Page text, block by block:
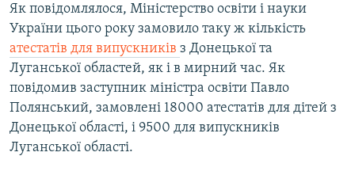
Як повідомлялося, Міністерство освіти і науки
України цього року замовило таку ж кількість
атестатів для випускників з Донецької та
Луганської областей, як і в мирний час. Як
повідомив заступник міністра освіти Павло
Полянський, замовлені 18000 атестатів для дітей з
Донецької області, і 9500 для випускників
Луганської області.